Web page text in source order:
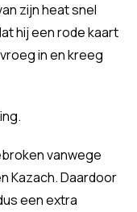
zijn heat snel
hij een rode kaart
in en kreeg
vanwege
Kazach. Daardoor
een extra